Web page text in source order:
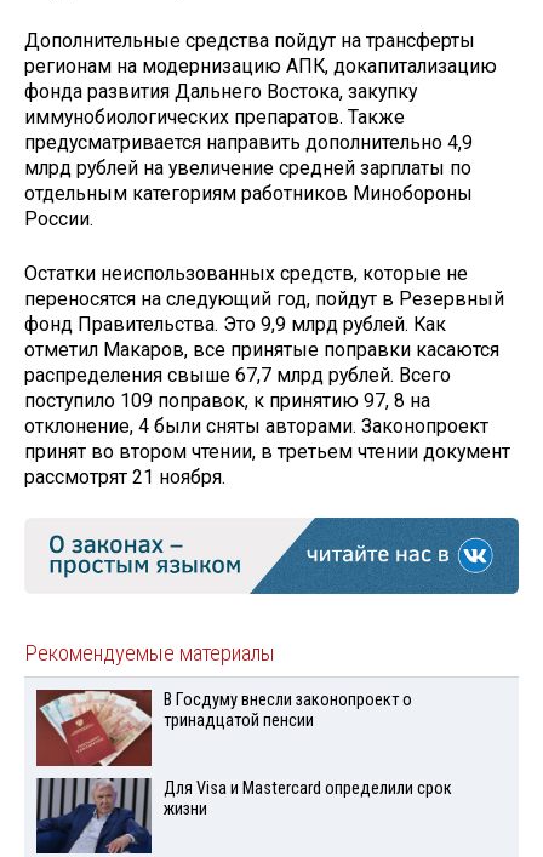
Дополнительные средства пойдут на трансферты
регионам на модернизацию АПК, докапитализацию
фонда развития Дальнего Востока, закупку
иммунобиологических препаратов. Также
предусматривается направить дополнительно 4,9
млрд рублей на увеличение средней зарплаты по
отдельным категориям работников Минобороны
России.
Остатки неиспользованных средств, которые не
переносятся на следующий год, пойдут в Резервный
фонд Правительства. Это 9,9 млрд рублей. Как
отметил Макаров, все принятые поправки касаются
распределения свыше 67,7 млрд рублей. Всего
поступило 109 поправок, к принятию 97, 8 на
отклонение, 4 были сняты авторами. Законопроект
принят во втором чтении, в третьем чтении документ
рассмотрят 21 ноября.
Рекомендуемые материалы
В Госдуму внесли законопроект о
тринадцатой пенсии
Для Visа и Mastercard определили срок
жизни